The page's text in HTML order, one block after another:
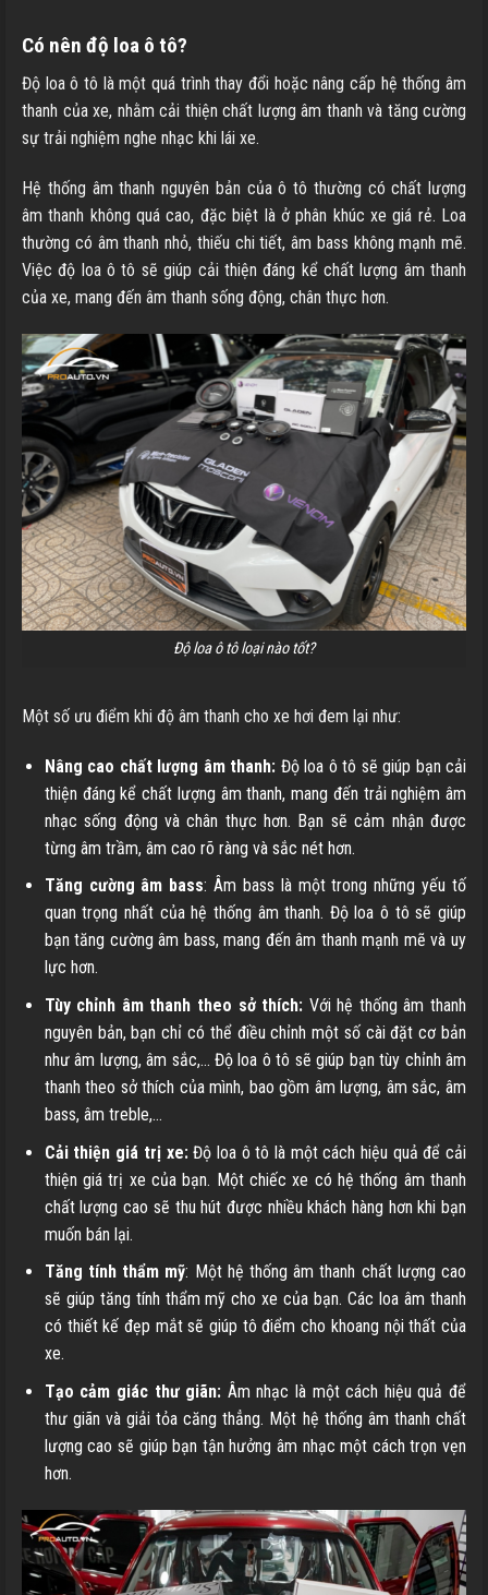
Có nên độ loa ô tô?
Độ loa ô tô là một quá trình thay đổi hoặc nâng cấp hệ thống âm
thanh của xe, nhằm cải thiện chất lượng âm thanh và tăng cường
sự trải nghiệm nghe nhạc khi lái xe.
Hệ thống âm thanh nguyên bản của ô tô thường có chất lượng
âm thanh không quá cao, đặc biệt là ở phân khúc xe giá rẻ. Loa
thường có âm thanh nhỏ, thiếu chi tiết, âm bass không mạnh mẽ.
Việc độ loa ô tô sẽ giúp cải thiện đáng kể chất lượng âm thanh
của xe, mang đến âm thanh sống động, chân thực hơn.
Độ loa ô tô loại nào tốt?
Một số ưu điểm khi độ âm thanh cho xe hơi đem lại như:
Nâng cao chất lượng âm thanh: Độ loa ô tô sẽ giúp bạn cải
thiện đáng kể chất lượng âm thanh, mang đến trải nghiệm âm
nhạc sống động và chân thực hơn. Bạn sẽ cảm nhận được
từng âm trầm, âm cao rõ ràng và sắc nét hơn.
Tăng cường âm bass: Âm bass là một trong những yếu tố
quan trọng nhất của hệ thống âm thanh. Độ loa ô tô sẽ giúp
bạn tăng cường âm bass, mang đến âm thanh mạnh mẽ và uy
lực hơn.
Tùy chỉnh âm thanh theo sở thích: Với hệ thống âm thanh
nguyên bản, bạn chỉ có thể điều chỉnh một số cài đặt cơ bản
như âm lượng, âm sắc,… Độ loa ô tô sẽ giúp bạn tùy chỉnh âm
thanh theo sở thích của mình, bao gồm âm lượng, âm sắc, âm
bass, âm treble,…
Cải thiện giá trị xe:Độ loa ô tô là một cách hiệu quả để cải
thiện giá trị xe của bạn. Một chiếc xe có hệ thống âm thanh
chất lượng cao sẽ thu hút được nhiều khách hàng hơn khi bạn
muốn bán lại.
Tăng tính thẩm mỹ: Một hệ thống âm thanh chất lượng cao
sẽ giúp tăng tính thẩm mỹ cho xe của bạn. Các loa âm thanh
có thiết kế đẹp mắt sẽ giúp tô điểm cho khoang nội thất của
xe.
Tạo cảm giác thư giãn: Âm nhạc là một cách hiệu quả để
thư giãn và giải tỏa căng thẳng. Một hệ thống âm thanh chất
lượng cao sẽ giúp bạn tận hưởng âm nhạc một cách trọn vẹn
hơn.